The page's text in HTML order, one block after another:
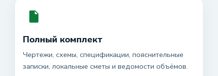
Полный комплект
Чертежи, схемы, спецификации, пояснительные
записки, локальные сметы и ведомости объёмов.